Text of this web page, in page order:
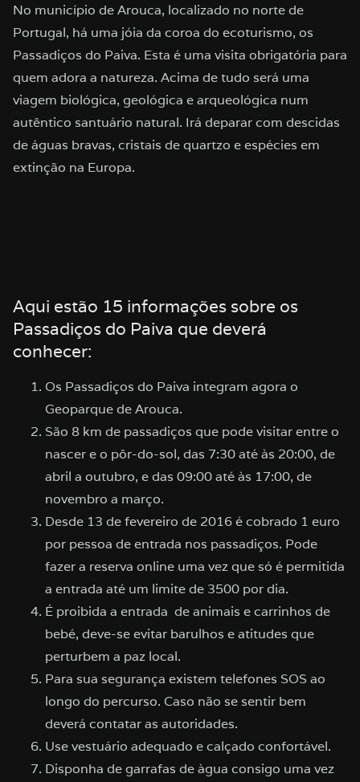
No município de Arouca, localizado no norte de
Portugal, há uma jóia da coroa do ecoturismo, os
Passadiços do Paiva. Esta é uma visita obrigatória para
quem adora a natureza. Acima de tudo será uma
viagem biológica, geológica e arqueológica num
autêntico santuário natural. Irá deparar com descidas
de águas bravas, cristais de quartzo e espécies em
extinção na Europa.
Aqui estão 15 informações sobre os
Passadiços do Paiva que deverá
conhecer:
Os Passadiços do Paiva integram agora o
Geoparque de Arouca.
São 8 km de passadiços que pode visitar entre o
nascer e o pôr-do-sol, das 7:30 até às 20:00, de
abril a outubro, e das 09:00 até às 17:00, de
novembro a março.
Desde 13 de fevereiro de 2016 é cobrado 1 euro
por pessoa de entrada nos passadiços. Pode
fazer a reserva online uma vez que só é permitida
a entrada até um limite de 3500 por dia.
É proibida a entrada de animais e carrinhos de
bebé, deve-se evitar barulhos e atitudes que
perturbem a paz local.
Para sua segurança existem telefones SOS ao
longo do percurso. Caso não se sentir bem
deverá contatar as autoridades.
Use vestuário adequado e calçado confortável.
Disponha de garrafas de àgua consigo uma vez